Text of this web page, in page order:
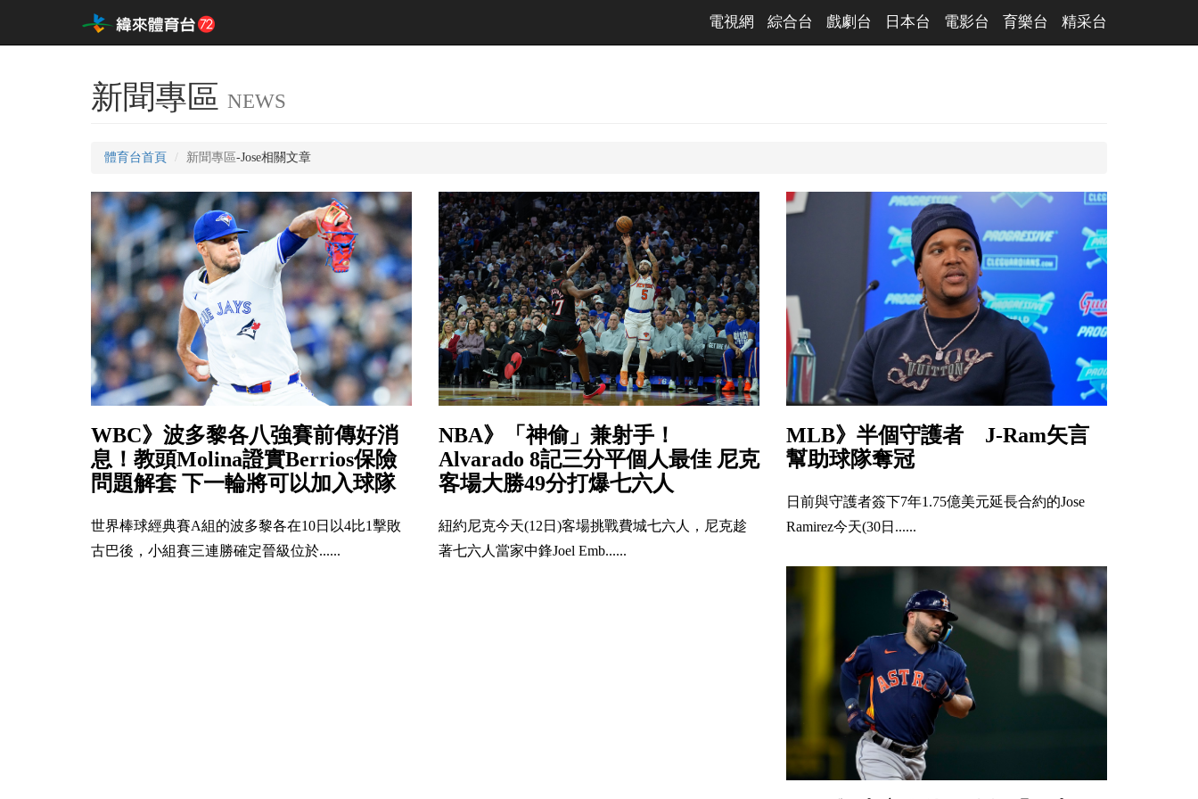
電視網 綜合台 戲劇台 日本台 電影台 育樂台 精采台
新聞專區 NEWS
體育台首頁 新聞專區-Jose相關文章
WBC》波多黎各八強賽前傳好消
息！教頭Molina證實Berrios保險
問題解套 下一輪將可以加入球隊
世界棒球經典賽A組的波多黎各在10日以4比1擊敗
古巴後，小組賽三連勝確定晉級位於......
NBA》「神偷」兼射手！
Alvarado 8記三分平個人最佳 尼克
客場大勝49分打爆七六人
紐約尼克今天(12日)客場挑戰費城七六人，尼克趁
著七六人當家中鋒Joel Emb......
MLB》半個守護者 J-Ram矢言
幫助球隊奪冠
日前與守護者簽下7年1.75億美元延長合約的Jose
Ramirez今天(30日......